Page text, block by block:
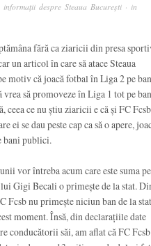
despre Steaua București · in
fără ca ziaricii din presa
un articol în care să atace Steaua
motiv că joacă fotbal în Liga 2 pe
să promoveze în Liga 1 tot pe
ceea ce nu știu ziaricii e că și FC
ei se dau peste cap ca să o apere,
bani publici.
vor întreba acum care este suma pe
Gigi Becali o primește de la stat.
Fcsb nu primește niciun ban de la
moment. Însă, din declarațiile date
conducătorii săi, am aflat că FC